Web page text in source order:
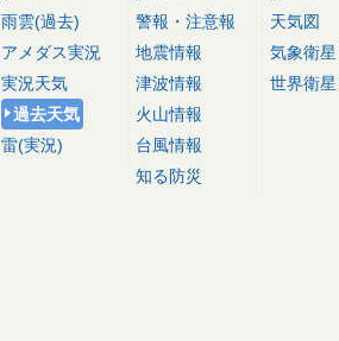
雨雲(過去)
アメダス実況
実況天気
過去天気
雷(実況)
警報・注意報
地震情報
津波情報
火山情報
台風情報
知る防災
天気図
気象衛星
世界衛星